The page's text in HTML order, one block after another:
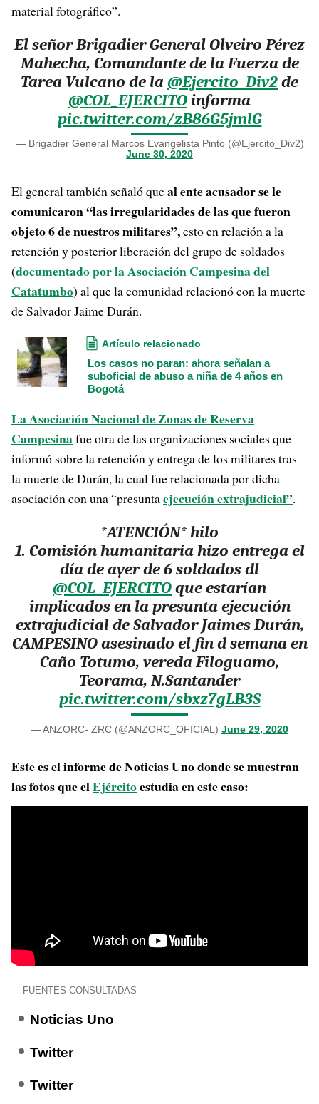
material fotográfico”.
El señor Brigadier General Olveiro Pérez
Mahecha, Comandante de la Fuerza de
Tarea Vulcano de la@Ejercito_Div2de
@COL_EJERCITOinforma
pic.twitter.com/zB86G5jmlG
— Brigadier General Marcos Evangelista Pinto (@Ejercito_Div2)
June 30, 2020
El general también señaló queal ente acusador se le
comunicaron “las irregularidades de las que fueron
objeto 6 de nuestros militares”,esto en relación a la
retención y posterior liberación del grupo de soldados
(documentado por la Asociación Campesina del
Catatumbo) al que la comunidad relacionó con la muerte
de Salvador Jaime Durán.
Artículo relacionado
Los casos no paran: ahora señalan a
suboficial de abuso a niña de 4 años en
Bogotá
La Asociación Nacional de Zonas de Reserva
Campesinafue otra de las organizaciones sociales que
informó sobre la retención y entrega de los militares tras
la muerte de Durán, la cual fue relacionada por dicha
asociación con una “presuntaejecución extrajudicial”.
*ATENCIÓN* hilo
1. Comisión humanitaria hizo entrega el
día de ayer de 6 soldados dl
@COL_EJERCITOque estarían
implicados en la presunta ejecución
extrajudicial de Salvador Jaimes Durán,
CAMPESINO asesinado el fin d semana en
Caño Totumo, vereda Filoguamo,
Teorama, N.Santander
pic.twitter.com/sbxz7gLB3S
— ANZORC- ZRC (@ANZORC_OFICIAL) June 29, 2020
Este es el informe de Noticias Uno donde se muestran
las fotos que elEjércitoestudia en este caso:
FUENTES CONSULTADAS
Noticias Uno
Twitter
Twitter